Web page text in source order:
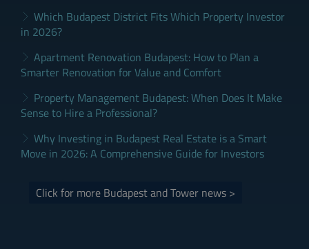
Which Budapest District Fits Which Property Investor
in 2026?
Apartment Renovation Budapest: How to Plan a
Smarter Renovation for Value and Comfort
Property Management Budapest: When Does It Make
Sense to Hire a Professional?
Why Investing in Budapest Real Estate is a Smart
Move in 2026: A Comprehensive Guide for Investors
Click for more Budapest and Tower news >